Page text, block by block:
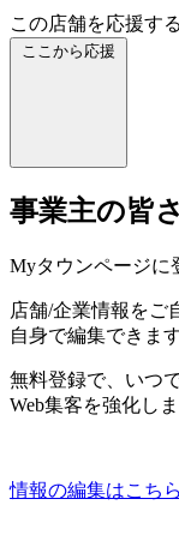
この店舗を応援する
ここから応援
事業主の皆
Myタウンページに
店舗/企業情報をご
自身で編集できま
無料登録で、いつ
Web集客を強化しま
情報の編集はこちら